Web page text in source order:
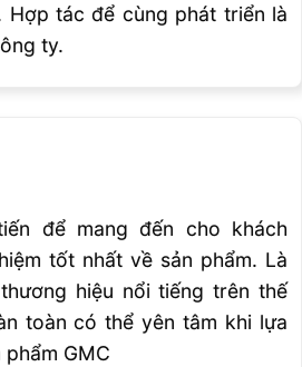
Hợp tác để cùng phát triển là
ty.
để mang đến cho khách
tốt nhất về sản phẩm. Là
hiệu nổi tiếng trên thế
toàn có thể yên tâm khi lựa
GMC